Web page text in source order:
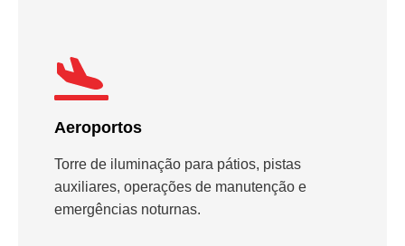
Aeroportos
Torre de iluminação para pátios, pistas
auxiliares, operações de manutenção e
emergências noturnas.